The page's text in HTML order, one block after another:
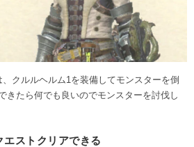
クルルヘルム1を装備してモンスターを倒
きたら何でも良いのでモンスターを討伐し
ストクリアできる